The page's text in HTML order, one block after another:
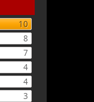
10
8
7
4
4
3